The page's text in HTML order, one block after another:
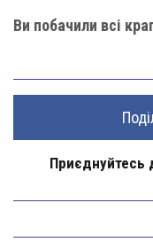
Ви побачили всі
Приєднуйтесь